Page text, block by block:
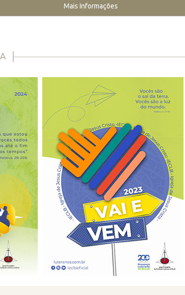
Mais Informações